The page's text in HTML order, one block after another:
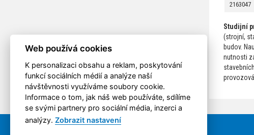
2163047
Studijní
(strojní,
budov.
nutnosti
Web používá cookies
K personalizaci obsahu a reklam, poskytování
funkcí sociálních médií a analýze naší
návštěvnosti využíváme soubory cookie.
Informace o tom, jak náš web používáte, sdílíme
se svými partnery pro sociální média, inzerci a
analýzy. Zobrazit nastavení